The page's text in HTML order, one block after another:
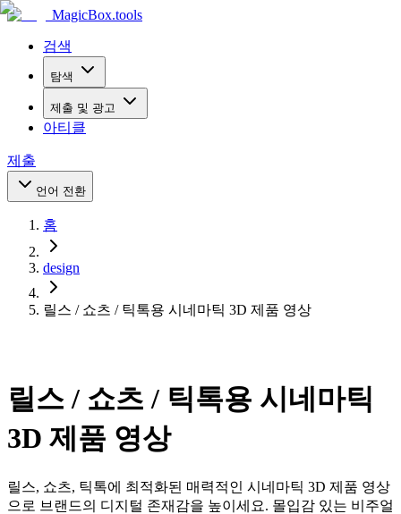
MagicBox.tools
검색
탐색
제출 및 광고
아티클
제출
언어 전환
홈
design
릴스 / 쇼츠 / 틱톡용 시네마틱 3D 제품 영상
릴스 / 쇼츠 / 틱톡용 시네마틱
3D 제품 영상
릴스, 쇼츠, 틱톡에 최적화된 매력적인 시네마틱 3D 제품 영상
으로 브랜드의 디지털 존재감을 높이세요. 몰입감 있는 비주얼